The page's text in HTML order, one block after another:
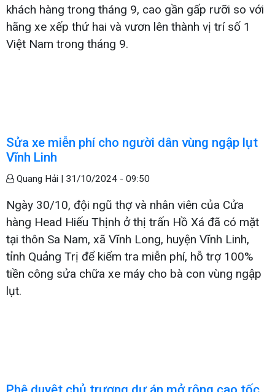
khách hàng trong tháng 9, cao gần gấp rưỡi so với
hãng xe xếp thứ hai và vươn lên thành vị trí số 1
Việt Nam trong tháng 9.
Sửa xe miễn phí cho người dân vùng ngập lụt
Vĩnh Linh
Quang Hải | 31/10/2024 - 09:50
Ngày 30/10, đội ngũ thợ và nhân viên của Cửa
hàng Head Hiếu Thịnh ở thị trấn Hồ Xá đã có mặt
tại thôn Sa Nam, xã Vĩnh Long, huyện Vĩnh Linh,
tỉnh Quảng Trị để kiểm tra miễn phí, hỗ trợ 100%
tiền công sửa chữa xe máy cho bà con vùng ngập
lụt.